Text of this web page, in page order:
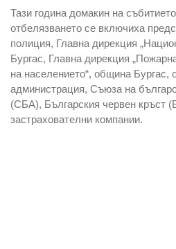
Тази година домакин на
отбелязването се включиха
полиция, Главна дирекция
Бургас, Главна дирекция
на населението“, община Бургас,
администрация, Съюза на
(СБА), Българския червен кръст
застрахователни компании.